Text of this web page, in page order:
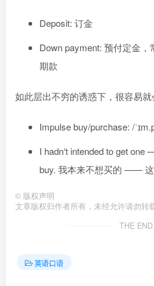
Deposit: 订金
Down payment: 预付定金
期款
如此层出不穷的诱惑下，很容易就
Impulse buy/purchase: /
I hadn‘t intended to get
buy. 我本来不想买的 —— 这
© 版权声明
文章版权归作者所有，未经允许请勿转载
THE END
英语口语